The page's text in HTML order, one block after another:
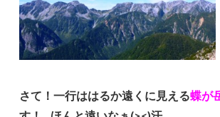
さて！一行ははるか遠くに見える蝶が